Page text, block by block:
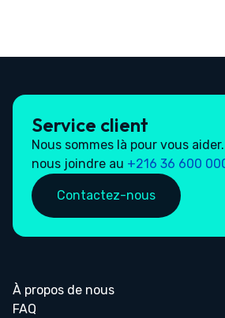
Service client
Nous sommes là pour vous
nous joindre au +216 36 600
Contactez-nous
À propos de nous
FAQ